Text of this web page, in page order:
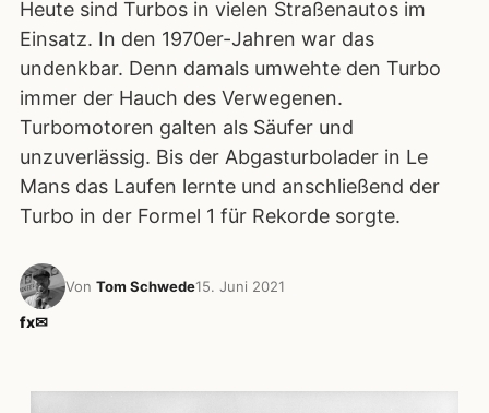
Heute sind Turbos in vielen Straßenautos im
Einsatz. In den 1970er-Jahren war das
undenkbar. Denn damals umwehte den Turbo
immer der Hauch des Verwegenen.
Turbomotoren galten als Säufer und
unzuverlässig. Bis der Abgasturbolader in Le
Mans das Laufen lernte und anschließend der
Turbo in der Formel 1 für Rekorde sorgte.
Von Tom Schwede15. Juni 2021
fx✉